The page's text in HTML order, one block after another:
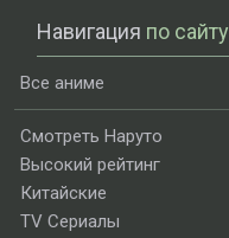
Навигация по сайту
Все аниме
Смотреть Наруто
Высокий рейтинг
Китайские
TV Сериалы